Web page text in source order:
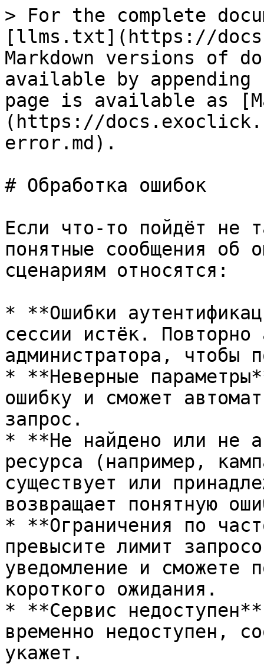
> For the complete
[llms.txt](https://
Markdown versions of
available by
page is available as
(https://
error.md).
# Обработка ошибок
Если что-то пойдёт не
понятные сообщения об
сценариям относятся:
* **Ошибки
сессии истёк. Повторно
администратора, чтобы
* **Неверные
ошибку и сможет
запрос.
* **Не найдено или не
ресурса (например,
существует или
возвращает понятную
* **Ограничения по
превысите лимит
уведомление и сможете
короткого ожидания.
* **Сервис
временно недоступен,
укажет.